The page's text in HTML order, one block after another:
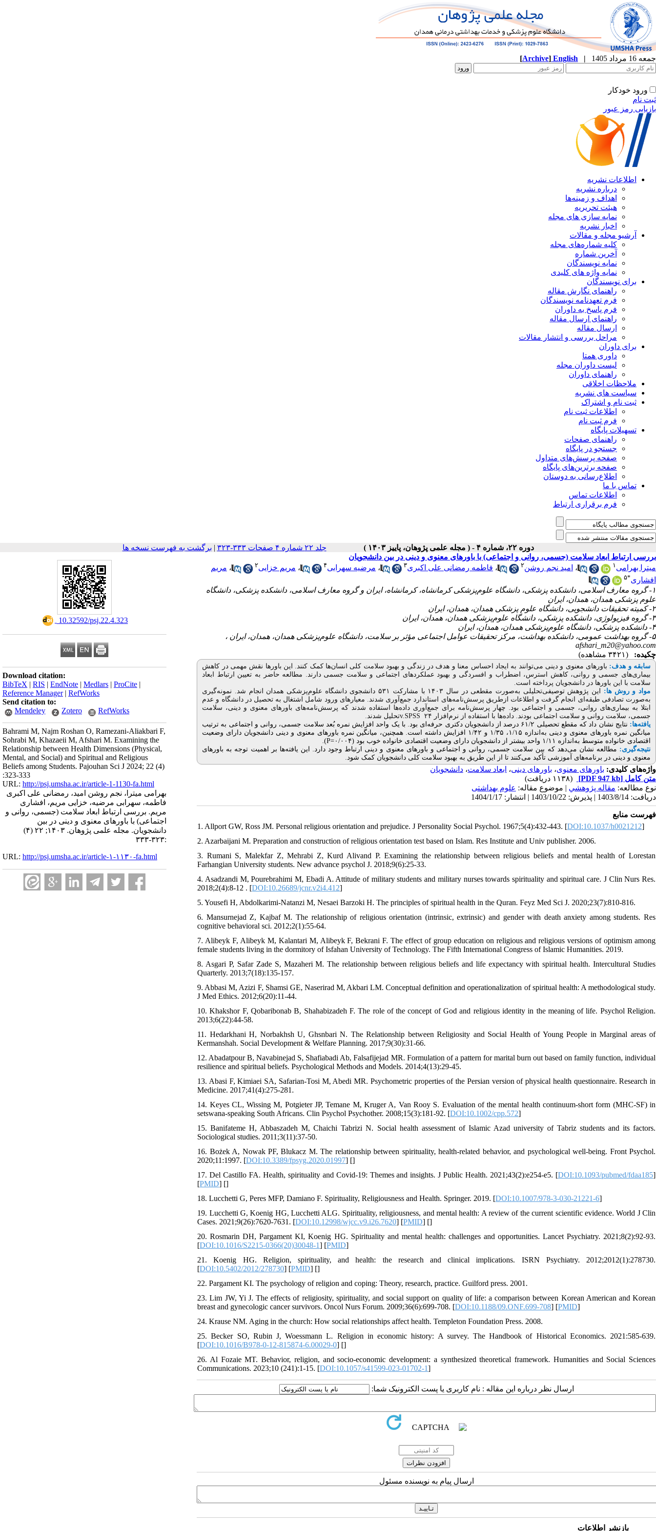
جمعه 16 مرداد 1405 |
English
[Archive]
ورود خودکار
ثبت نام
بازیابی رمز عبور
اطلاعات نشریه
درباره نشریه
اهداف و زمینه‌ها
هیئت تحریریه
نمایه سازی های مجله
اخبار نشریه
آرشیو مجله و مقالات
کلیه شماره‌های مجله
آخرین شماره
نمایه نویسندگان
نمایه واژه های کلیدی
برای نویسندگان
راهنمای نگارش مقاله
فرم تعهدنامه نویسندگان
فرم پاسخ به داوران
راهنمای ارسال مقاله
ارسال مقاله
مراحل بررسی و انتشار مقالات
برای داوران
داوری همتا
لیست داوران مجله
راهنمای داوران
ملاحظات اخلاقی
سیاست های نشریه
ثبت نام و اشتراک
اطلاعات ثبت نام
فرم ثبت نام
تسهیلات پایگاه
راهنمای صفحات
جستجو در پایگاه
صفحه پرسش‌های متداول
صفحه برترین‌های پایگاه
اطلاع‌رسانی به دوستان
تماس با ما
اطلاعات تماس
فرم برقراری ارتباط
دوره ۲۲، شماره ۴ - ( مجله علمی پژوهان، پاییز ۱۴۰۳ ) جلد ۲۲ شماره ۴ صفحات ۳۳۳-۳۲۳ | برگشت به فهرست نسخه ها
‎ 10.32592/psj.22.4.323
Download citation:
BibTeX | RIS | EndNote | Medlars | ProCite |
Reference Manager| RefWorks
Send citation to:
Mendeley
Zotero RefWorks
Bahrami M, Najm Roshan O, Ramezani-Aliakbari F,
Sohrabi M, Khazaeii M, Afshari M. Examining the
Relationship between Health Dimensions (Physical,
Mental, and Social) and Spiritual and Religious
Beliefs among Students. Pajouhan Sci J 2024; 22 (4)
:323-333
URL: http://psj.umsha.ac.ir/article-1-1130-fa.html
بهرامی میترا، نجم روشن امید، رمضانی علی اکبری
فاطمه، سهرابی مرضیه، خزایی مریم، افشاری
مریم. بررسی ارتباط ابعاد سلامت (جسمی، روانی و
اجتماعی) با باورهای معنوی و دینی در بین
دانشجویان. مجله علمی پژوهان. ۱۴۰۳; ۲۲ (۴)
:۳۲۳-۳۳۳
URL: http://psj.umsha.ac.ir/article-۱-۱۱۳۰-fa.html
بررسی ارتباط ابعاد سلامت (جسمی، روانی و اجتماعی) با باورهای معنوی و دینی در بین دانشجویان
میترا بهرامی ۱ ، امید نجم روشن۲ ، فاطمه رمضانی علی اکبری۳ ، مرضیه سهرابی۴ ، مریم خزایی۲ ، مریم
افشاری*۵
۱- گروه معارف اسلامی، دانشکده پزشکی، دانشگاه علوم‌پزشکی کرمانشاه، کرمانشاه، ایران و گروه معارف اسلامی، دانشکده پزشکی، دانشگاه
علوم پزشکی همدان، همدان، ایران
۲- کمیته تحقیقات دانشجویی، دانشگاه علوم پزشکی همدان، همدان، ایران
۳- گروه فیزیولوژی، دانشکده پزشکی، دانشگاه علوم‌پزشکی همدان، همدان، ایران
۴- دانشکده پزشکی، دانشگاه علوم‌پزشکی همدان، همدان، ایران
۵- گروه بهداشت عمومی، دانشکده بهداشت، مرکز تحقیقات عوامل اجتماعی مؤثر بر سلامت، دانشگاه علوم‌پزشکی همدان، همدان، ایران ،
afshari_m20@yahoo.com
چکیده:
(۳۴۲۱ مشاهده)
سابقه و هدف: باورهای معنوی و دینی می‌توانند به ایجاد احساس معنا و هدف در زندگی و بهبود سلامت کلی انسان‌ها کمک کنند. این باورها نقش مهمی در کاهش
بیماری‌های جسمی و روانی، کاهش استرس، اضطراب و افسردگی و بهبود عملکردهای اجتماعی و سلامت جسمی دارند. مطالعه حاضر به تعیین ارتباط ابعاد
سلامت با این باورها در دانشجویان پرداخته است.
مواد و روش ها:
این پژوهش توصیفی‌تحلیلی به‌صورت مقطعی در سال ۱۴۰۳ با مشارکت ۵۳۱ دانشجوی دانشگاه علوم‌پزشکی همدان انجام شد. نمونه‌گیری
به‌صورت تصادفی طبقه‌ای انجام گرفت و اطلاعات ازطریق پرسش‌نامه‌های استاندارد جمع‌آوری شدند. معیارهای ورود شامل اشتغال به تحصیل در دانشگاه و عدم
ابتلا به بیماری‌های روانی، جسمی و اجتماعی بود. چهار پرسش‌نامه برای جمع‌آوری داده‌ها استفاده شدند که پرسش‌نامه‌های باورهای معنوی و دینی، سلامت
جسمی، سلامت روانی و سلامت اجتماعی بودند. داده‌ها با استفاده از نرم‌افزار ۲۴
SPSS
v.تحلیل شدند.
یافته‌ها:
نتایج نشان داد که مقطع تحصیلی ۶۱/۲ درصد از دانشجویان دکتری حرفه‌ای بود. با یک واحد افزایش نمره بُعد سلامت جسمی، روانی و اجتماعی به ترتیب
میانگین نمره باورهای معنوی و دینی به‌اندازه ۱/۱۵، ۱/۳۵ و ۱/۴۲ افزایش داشته است. همچنین، میانگین نمره باورهای معنوی و دینی دانشجویان دارای وضعیت
اقتصادی خانواده متوسط به‌اندازه ۱/۱۱ واحد بیشتر از دانشجویان دارای وضعیت اقتصادی خانواده خوب بود (۰/۰۰۴=
P
).
نتیجه‌گیری: مطالعه نشان می‌دهد که بین سلامت جسمی، روانی و اجتماعی و باورهای معنوی و دینی ارتباط وجود دارد. این یافته‌ها بر اهمیت توجه به باورهای
معنوی و دینی در برنامه‌های آموزشی تأکید می‌کنند تا از این طریق به بهبود سلامت کلی دانشجویان کمک شود.
واژه‌های کلیدی: باورهای معنوی، باورهای دینی، ابعاد سلامت، دانشجویان
متن کامل [PDF 947 kb]
(۱۱۳۸ دریافت)
نوع مطالعه: مقاله پژوهشي | موضوع مقاله: علوم بهداشتی
دریافت: 1403/8/14 | پذیرش: 1403/10/22 | انتشار: 1404/1/17
فهرست منابع
1. Allport GW, Ross JM. Personal religious orientation and prejudice. J Personality Social Psychol. 1967;5(4):432-443. [DOI:10.1037/h0021212]
2. Azarbaijani M. Preparation and construction of religious orientation test based on Islam. Res Institute and Univ publisher. 2006.
3. Rumani S, Malekfar Z, Mehrabi Z, Kurd Alivand P. Examining the relationship between religious beliefs and mental health of Lorestan
Farhangian University students. New advance psychol J. 2018;9(6):25-33.
4. Asadzandi M, Pourebrahimi M, Ebadi A. Attitude of military students and military nurses towards spirituality and spiritual care. J Clin Nurs Res.
2018;2(4):8-12 . [DOI:10.26689/jcnr.v2i4.412]
5. Yousefi H, Abdolkarimi-Natanzi M, Nesaei Barzoki H. The principles of spiritual health in the Quran. Feyz Med Sci J. 2020;23(7):810-816.
6. Mansurnejad Z, Kajbaf M. The relationship of religious orientation (intrinsic, extrinsic) and gender with death anxiety among students. Res
cognitive behavioral sci. 2012;2(1):55-64.
7. Alibeyk F, Alibeyk M, Kalantari M, Alibeyk F, Bekrani F. The effect of group education on religious and religious versions of optimism among
female students living in the dormitory of Isfahan University of Technology. The Fifth International Congress of Islamic Humanities. 2019.
8. Asgari P, Safar Zade S, Mazaheri M. The relationship between religious beliefs and life expectancy with spiritual health. Intercultural Studies
Quarterly. 2013;7(18):135-157.
9. Abbasi M, Azizi F, Shamsi GE, Naserirad M, Akbari LM. Conceptual definition and operationalization of spiritual health: A methodological study.
J Med Ethics. 2012;6(20):11-44.
10. Khakshor F, Qobaribonab B, Shahabizadeh F. The role of the concept of God and religious identity in the meaning of life. Psychol Religion.
2013;6(22):44-58.
11. Hedarkhani H, Norbakhsh U, Ghsnbari N. The Relationship between Religiosity and Social Health of Young People in Marginal areas of
Kermanshah. Social Development & Welfare Planning. 2017;9(30):31-66.
12. Abadatpour B, Navabinejad S, Shafiabadi Ab, Falsafijejad MR. Formulation of a pattern for marital burn out based on family function, individual
resilience and spiritual beliefs. Psychological Methods and Models. 2014;4(13):29-45.
13. Abasi F, Kimiaei SA, Safarian-Tosi M, Abedi MR. Psychometric properties of the Persian version of physical health questionnaire. Research in
Medicine. 2017;41(4):275-281.
14. Keyes CL, Wissing M, Potgieter JP, Temane M, Kruger A, Van Rooy S. Evaluation of the mental health continuum-short form (MHC-SF) in
setswana‐speaking South Africans. Clin Psychol Psychother. 2008;15(3):181-92. [DOI:10.1002/cpp.572]
15. Banifateme H, Abbaszadeh M, Chaichi Tabrizi N. Social health assessment of Islamic Azad university of Tabriz students and its factors.
Sociological studies. 2011;3(11):37-50.
16. Bożek A, Nowak PF, Blukacz M. The relationship between spirituality, health-related behavior, and psychological well-being. Front Psychol.
2020;11:1997. [DOI:10.3389/fpsyg.2020.01997] []
17. Del Castillo FA. Health, spirituality and Covid-19: Themes and insights. J Public Health. 2021;43(2):e254-e5. [DOI:10.1093/pubmed/fdaa185]
[PMID] []
18. Lucchetti G, Peres MFP, Damiano F. Spirituality, Religiousness and Health. Springer. 2019. [DOI:10.1007/978-3-030-21221-6]
19. Lucchetti G, Koenig HG, Lucchetti ALG. Spirituality, religiousness, and mental health: A review of the current scientific evidence. World J Clin
Cases. 2021;9(26):7620-7631. [DOI:10.12998/wjcc.v9.i26.7620] [PMID] []
20. Rosmarin DH, Pargament KI, Koenig HG. Spirituality and mental health: challenges and opportunities. Lancet Psychiatry. 2021;8(2):92-93.
[DOI:10.1016/S2215-0366(20)30048-1] [PMID]
21. Koenig HG. Religion, spirituality, and health: the research and clinical implications. ISRN Psychiatry. 2012;2012(1):278730.
[DOI:10.5402/2012/278730] [PMID] []
22. Pargament KI. The psychology of religion and coping: Theory, research, practice. Guilford press. 2001.
23. Lim JW, Yi J. The effects of religiosity, spirituality, and social support on quality of life: a comparison between Korean American and Korean
breast and gynecologic cancer survivors. Oncol Nurs Forum. 2009;36(6):699-708. [DOI:10.1188/09.ONF.699-708] [PMID]
24. Krause NM. Aging in the church: How social relationships affect health. Templeton Foundation Press. 2008.
25. Becker SO, Rubin J, Woessmann L. Religion in economic history: A survey. The Handbook of Historical Economics. 2021:585-639.
[DOI:10.1016/B978-0-12-815874-6.00029-0] []
26. Al Fozaie MT. Behavior, religion, and socio-economic development: a synthesized theoretical framework. Humanities and Social Sciences
Communications. 2023;10 (241):1-15. [DOI:10.1057/s41599-023-01702-1]
ارسال نظر درباره این مقاله : نام کاربری یا پست الکترونیک شما:
ارسال پیام به نویسنده مسئول
بازنشر اطلاعات